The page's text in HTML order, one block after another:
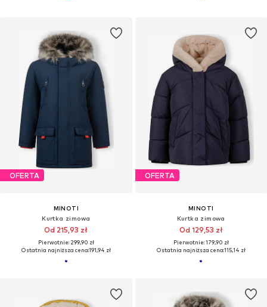
OFERTA
MINOTI
Kurtka zimowa
Od 215,93 zł
Pierwotnie: 299,90 zł
Ostatnia najniższa cena:191,94 zł
OFERTA
MINOTI
Kurtka zimowa
Od 129,53 zł
Pierwotnie: 179,90 zł
Ostatnia najniższa cena:115,14 zł